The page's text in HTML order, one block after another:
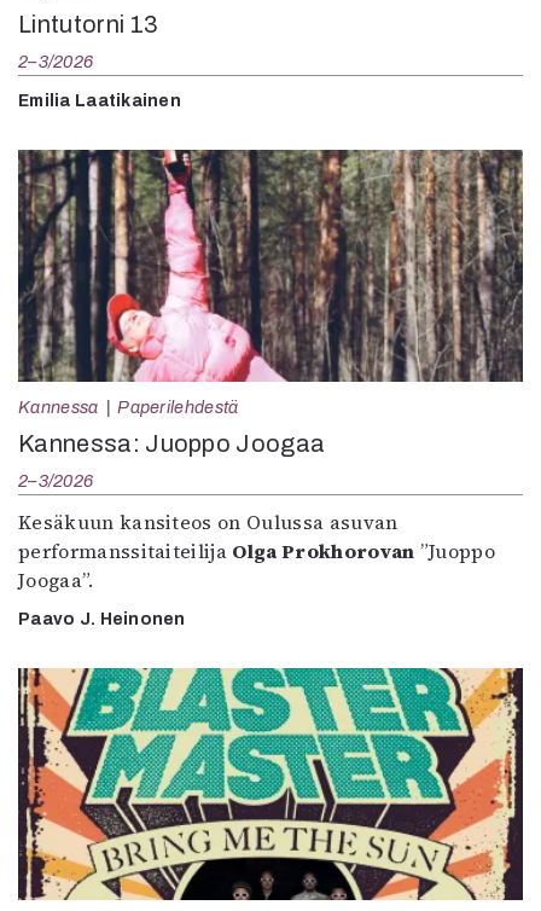
Lintutorni 13
2–3/2026
Emilia Laatikainen
Kannessa Paperilehdestä
Kannessa: Juoppo Joogaa
2–3/2026
Kesäkuun kansiteos on Oulussa asuvan
performanssitaiteilija Olga Prokhorovan ”Juoppo
Joogaa”.
Paavo J. Heinonen